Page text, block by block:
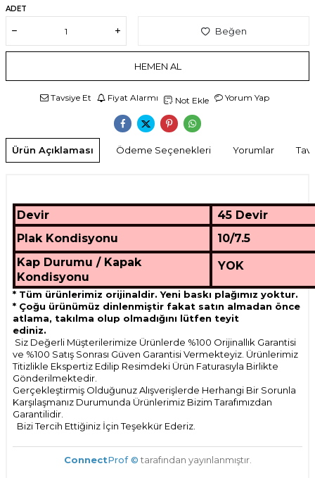
ADET
Beğen
HEMEN AL
Tavsiye Et Fiyat Alarmı Not Ekle Yorum Yap
Ürün Açıklaması Ödeme Seçenekleri Yorumlar
Devir
45 Devir
Plak Kondisyonu
10/7.5
Kap Durumu / Kapak
Kondisyonu
YOK
* Tüm ürünlerimiz orijinaldir. Yeni baskı plağımız yoktur.
* Çoğu ürünümüz dinlenmiştir fakat satın almadan önce
atlama, takılma olup olmadığını lütfen teyit
ediniz.
Siz Değerli Müşterilerimize Ürünlerde %100 Orijinallık Garantisi
ve %100 Satış Sonrası Güven Garantisi Vermekteyiz. Ürünlerimiz
Titizlikle Ekspertiz Edilip Resimdeki Ürün Faturasıyla Birlikte
Gönderilmektedir.
Gerçekleştirmiş Olduğunuz Alışverişlerde Herhangi Bir Sorunla
Karşılaşmanız Durumunda Ürünlerimiz Bizim Tarafımızdan
Garantilidir.
Bizi Tercih Ettiğiniz İçin Teşekkür Ederiz.
ConnectProf © tarafından yayınlanmıştır.